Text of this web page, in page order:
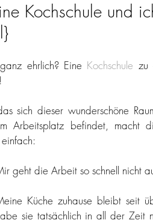
glücklich kann ja au
tarte tataaa
Kochschule und
ehrlich? Eine Kochschule zu
sich dieser wunderschöne
Arbeitsplatz befindet, macht
geht die Arbeit so schnell nicht
Küche zuhause bleibt seit
sie tatsächlich in all der Zeit